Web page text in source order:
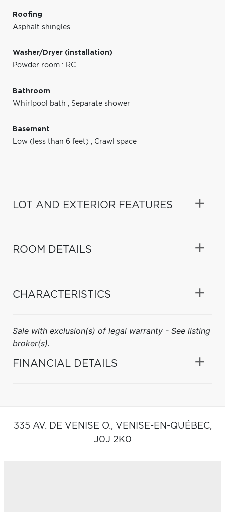
Roofing
Asphalt shingles
Washer/Dryer (installation)
Powder room : RC
Bathroom
Whirlpool bath , Separate shower
Basement
Low (less than 6 feet) , Crawl space
LOT AND EXTERIOR FEATURES
ROOM DETAILS
CHARACTERISTICS
Sale with exclusion(s) of legal warranty - See listing
broker(s).
FINANCIAL DETAILS
335 AV. DE VENISE O., VENISE-EN-QUÉBEC,
J0J 2K0